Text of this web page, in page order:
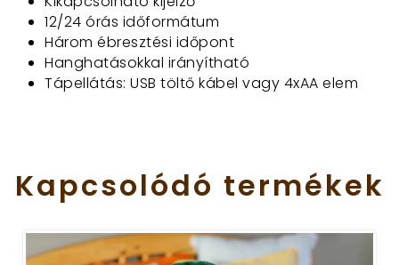
12/24 órás időformátum
Három ébresztési időpont
Hanghatásokkal irányítható
Tápellátás: USB töltő kábel vagy 4xAA elem
Kapcsolódó termékek